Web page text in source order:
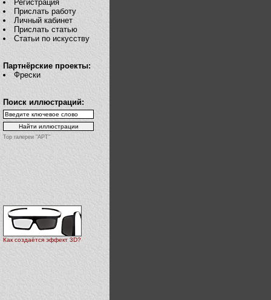
Регистрация
Прислать работу
Личный кабинет
Прислать статью
Статьи по искусству
Партнёрские проекты:
Фрески
Поиск иллюстраций:
Top галереи "АРТ"
Как создаётся эффект 3D?